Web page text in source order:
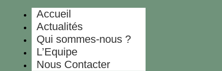
Accueil
Actualités
Qui sommes-nous ?
L’Equipe
Nous Contacter